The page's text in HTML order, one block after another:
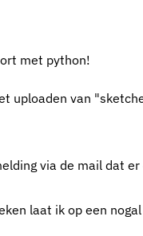
met python!
uploaden van
via de mail dat
laat ik op een